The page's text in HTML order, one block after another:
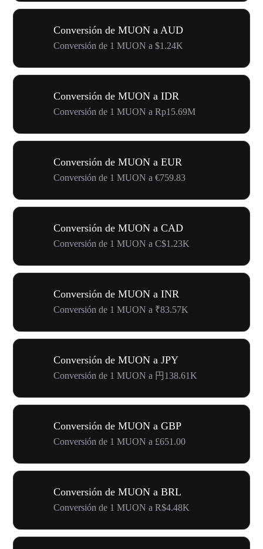
Conversión de MUON a AUD
Conversión de 1 MUON a $1.24K
Conversión de MUON a IDR
Conversión de 1 MUON a Rp15.69M
Conversión de MUON a EUR
Conversión de 1 MUON a €759.83
Conversión de MUON a CAD
Conversión de 1 MUON a C$1.23K
Conversión de MUON a INR
Conversión de 1 MUON a ₹83.57K
Conversión de MUON a JPY
Conversión de 1 MUON a 円138.61K
Conversión de MUON a GBP
Conversión de 1 MUON a £651.00
Conversión de MUON a BRL
Conversión de 1 MUON a R$4.48K